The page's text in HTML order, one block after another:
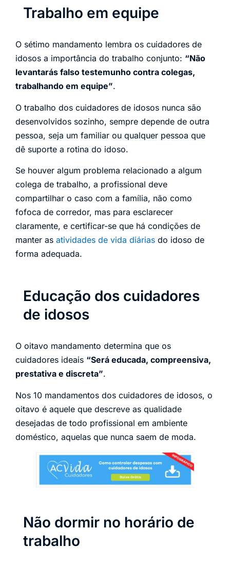
Trabalho em equipe
O sétimo mandamento lembra os cuidadores de
idosos a importância do trabalho conjunto: “Não
levantarás falso testemunho contra colegas,
trabalhando em equipe”.
O trabalho dos cuidadores de idosos nunca são
desenvolvidos sozinho, sempre depende de outra
pessoa, seja um familiar ou qualquer pessoa que
dê suporte a rotina do idoso.
Se houver algum problema relacionado a algum
colega de trabalho, a profissional deve
compartilhar o caso com a família, não como
fofoca de corredor, mas para esclarecer
claramente, e certificar-se que há condições de
manter as atividades de vida diárias do idoso de
forma adequada.
Educação dos cuidadores
de idosos
O oitavo mandamento determina que os
cuidadores ideais “Será educada, compreensiva,
prestativa e discreta”.
Nos 10 mandamentos dos cuidadores de idosos, o
oitavo é aquele que descreve as qualidade
desejadas de todo profissional em ambiente
doméstico, aquelas que nunca saem de moda.
Não dormir no horário de
trabalho